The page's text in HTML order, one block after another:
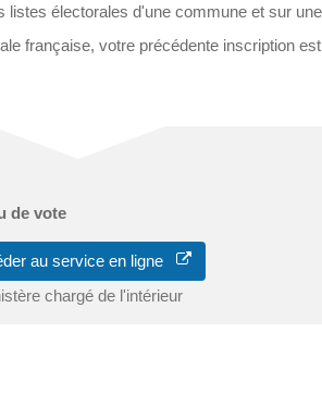
électorales d'une commune et sur
française, votre précédente inscription
de vote
au service en ligne
chargé de l'intérieur